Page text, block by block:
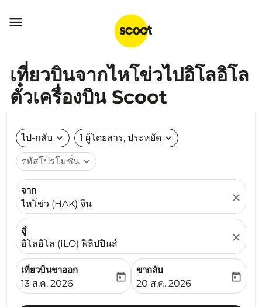

เที่ยวบินจากไหโข่วไปอิโลอิโล
ตั๋วเครื่องบิน Scoot
ไป-กลับ expand_more 1 ผู้โดยสาร, ประหยัด expand_more
รหัสโปรโมชั่น expand_more
จาก
ไหโข่ว (HAK) จีน
close
สู่
อิโลอิโล (ILO) ฟิลิปปินส์
close
เที่ยวบินขาออก
fc-booking-departure-date-aria-label
13 ส.ค. 2026
today
ขากลับ
fc-booking-return-date-
20 ส.ค. 2026
today